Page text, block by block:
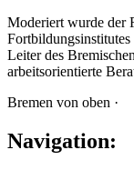
Moderiert wurde der
Leiter des
arbeitsorientierte
Bremen von oben ·
Navigation: